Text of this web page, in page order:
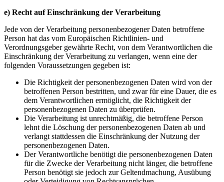
e) Recht auf Einschränkung der Verarbeitung
Jede von der Verarbeitung personenbezogener Daten betroffene
Person hat das vom Europäischen Richtlinien- und
Verordnungsgeber gewährte Recht, von dem Verantwortlichen die
Einschränkung der Verarbeitung zu verlangen, wenn eine der
folgenden Voraussetzungen gegeben ist:
Die Richtigkeit der personenbezogenen Daten wird von der
betroffenen Person bestritten, und zwar für eine Dauer, die es
dem Verantwortlichen ermöglicht, die Richtigkeit der
personenbezogenen Daten zu überprüfen.
Die Verarbeitung ist unrechtmäßig, die betroffene Person
lehnt die Löschung der personenbezogenen Daten ab und
verlangt stattdessen die Einschränkung der Nutzung der
personenbezogenen Daten.
Der Verantwortliche benötigt die personenbezogenen Daten
für die Zwecke der Verarbeitung nicht länger, die betroffene
Person benötigt sie jedoch zur Geltendmachung, Ausübung